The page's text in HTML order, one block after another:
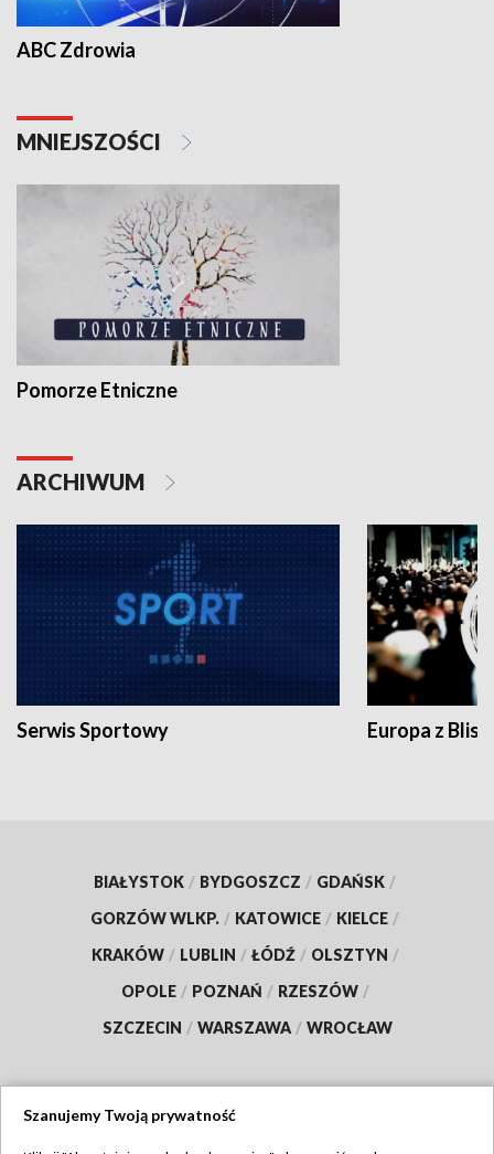
ABC Zdrowia
MNIEJSZOŚCI
Pomorze Etniczne
ARCHIWUM
Serwis Sportowy Europa z
BIAŁYSTOK / BYDGOSZCZ / GDAŃSK /
GORZÓW WLKP. / KATOWICE / KIELCE /
KRAKÓW / LUBLIN / ŁÓDŹ / OLSZTYN /
OPOLE / POZNAŃ / RZESZÓW /
SZCZECIN / WARSZAWA / WROCŁAW
Szanujemy Twoją prywatność